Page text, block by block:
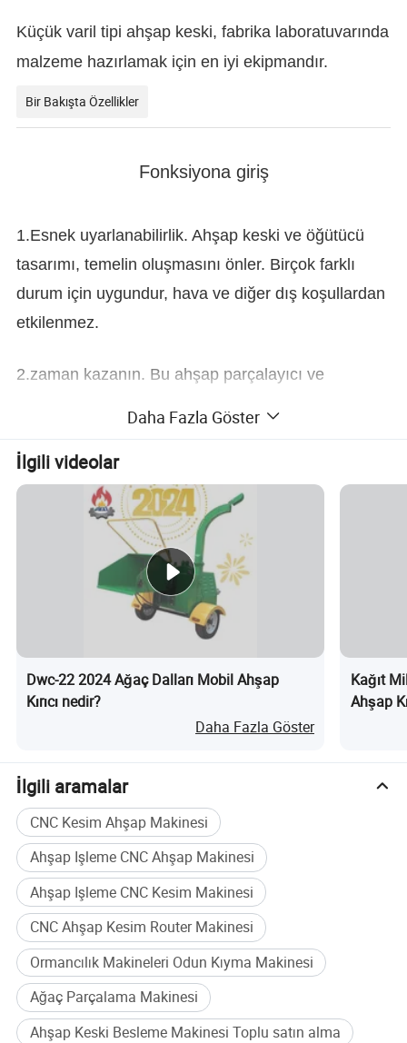
Küçük varil tipi ahşap keski, fabrika laboratuvarında
malzeme hazırlamak için en iyi ekipmandır.
Bir Bakışta Özellikler
Fonksiyona giriş
1.Esnek uyarlanabilirlik. Ahşap keski ve öğütücü
tasarımı, temelin oluşmasını önler. Birçok farklı
durum için uygundur, hava ve diğer dış koşullardan
etkilenmez.
2.zaman kazanın. Bu ahşap parçalayıcı ve
3.tasarruf edin. Bu ahşap kırıcı ve öğütücü büyük
bir kapasiteye sahiptir ve güvenilir çalışır. Makineyi
yalnızca bir veya iki çalışan kontrol edebilir.
Ürün Parametreleri
GX218
700 * 300
MIKTARI (ADET)
2 2 3 Özelleştirilmiş
Daha Fazla Göster
İlgili videolar
Dwc-22 2024 Ağaç Dalları Mobil Ahşap
Kırıcı nedir?
Daha Fazla Göster
Kağıt
Ahşap
İlgili aramalar
CNC Kesim Ahşap Makinesi
Ahşap Işleme CNC Ahşap Makinesi
Ahşap Işleme CNC Kesim Makinesi
CNC Ahşap Kesim Router Makinesi
Ormancılık Makineleri Odun Kıyma Makinesi
Ağaç Parçalama Makinesi
Ahşap Keski Besleme Makinesi Toplu satın alma